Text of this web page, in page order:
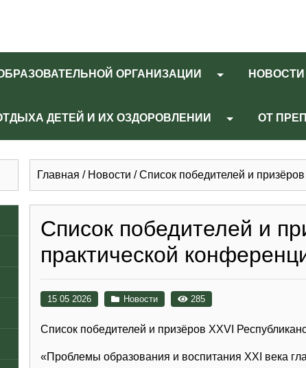
ОРГАНИЗАЦИИ НОВОСТИ
ДЕТЕЙ И ИХ ОЗДОРОВЛЕНИИ ОТ
Главная / Новости /Список победителей и
Список победителей и
практической
15 05 2026 Новости 285
Список победителей и призёров XХVI
«Проблемы образования и воспитания XXI века